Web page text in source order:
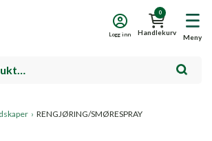
Meny
0
Handlekurv
Logg inn
› RENGJØRING/SMØRESPRAY